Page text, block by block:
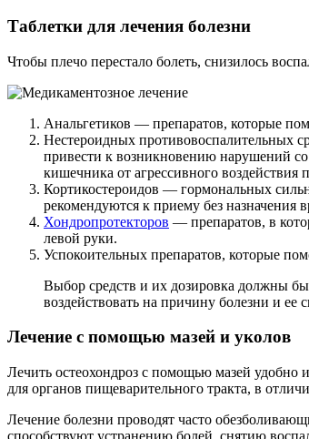
Таблетки для лечения болезни
Чтобы плечо перестало болеть, снизилось
Анальгетиков — препаратов, которые
Нестероидных противовоспалительных
привести к возникновению нарушений
кишечника от агрессивного воздействия
Кортикостероидов — гормональных
рекомендуются к приему без назначения
Хондропротекторов — препаратов, в
левой руки.
Успокоительных препаратов, которые
Выбор средств и их дозировка должны
воздействовать на причину болезни и ее
Лечение с помощью мазей и уколов
Лечить остеохондроз с помощью мазей
для органов пищеварительного тракта, в
Лечение болезни проводят часто
способствуют устранению болей, снятию